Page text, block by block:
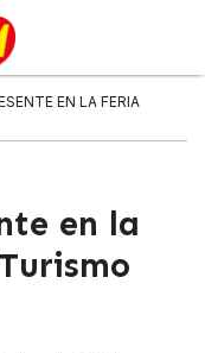
EN LA FERIA
en la